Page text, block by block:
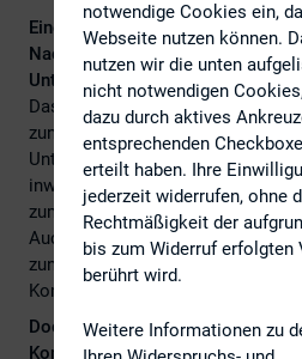
Eine empirische Analyse der
Nachhaltigkeitskommunikation
Unternehmen an den Kapitalmarkt
Das Thema Nachhaltigkeit hat in
zunehmend an Bedeutung
Unternehmen immer stärker
inwiefern sie in Einklang mit den
zum Schutz von Umwelt oder
Auch Investoren, Ratingagenturen
zunehmend eine transparentere
Kommunikation von ESG-Themen
Doch: Wo steht die Investor
Kommunikation von
notwendige Cookies ein,
Webseite nutzen können.
nutzen wir die unten
nicht notwendigen
dazu durch aktives
entsprechenden
erteilt haben. Ihre
jederzeit widerrufen, ohne
Rechtmäßigkeit der
bis zum Widerruf erfolgten
berührt wird.
Weitere Informationen zu